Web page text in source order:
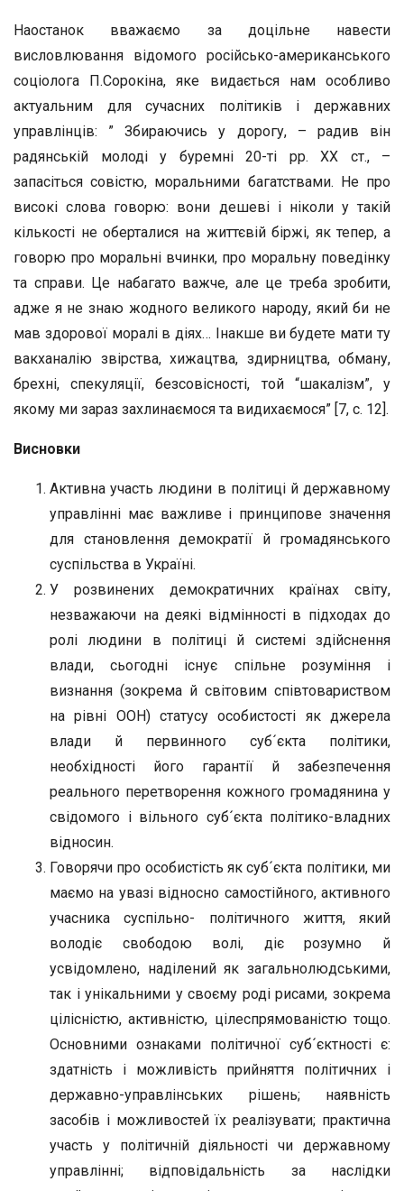
Наостанок вважаємо за доцільне навести
висловлювання відомого російсько-американського
соціолога П.Сорокіна, яке видається нам особливо
актуальним для сучасних політиків і державних
управлінців: ” Збираючись у дорогу, – радив він
радянській молоді у буремні 20-ті рр. ХХ ст., –
запасіться совістю, моральними багатствами. Не про
високі слова говорю: вони дешеві і ніколи у такій
кількості не оберталися на життєвій біржі, як тепер, а
говорю про моральні вчинки, про моральну поведінку
та справи. Це набагато важче, але це треба зробити,
адже я не знаю жодного великого народу, який би не
мав здорової моралі в діях… Інакше ви будете мати ту
вакханалію звірства, хижацтва, здирництва, обману,
брехні, спекуляції, безсовісності, той “шакалізм”, у
якому ми зараз захлинаємося та видихаємося” [7, с. 12].
Висновки
Активна участь людини в політиці й державному
управлінні має важливе і принципове значення
для становлення демократії й громадянського
суспільства в Україні.
У розвинених демократичних країнах світу,
незважаючи на деякі відмінності в підходах до
ролі людини в політиці й системі здійснення
влади, сьогодні існує спільне розуміння і
визнання (зокрема й світовим співтовариством
на рівні ООН) статусу особистості як джерела
влади й первинного суб´єкта політики,
необхідності його гарантії й забезпечення
реального перетворення кожного громадянина у
свідомого і вільного суб´єкта політико-владних
відносин.
Говорячи про особистість як суб´єкта політики, ми
маємо на увазі відносно самостійного, активного
учасника суспільно- політичного життя, який
володіє свободою волі, діє розумно й
усвідомлено, наділений як загальнолюдськими,
так і унікальними у своєму роді рисами, зокрема
цілісністю, активністю, цілеспрямованістю тощо.
Основними ознаками політичної суб´єктності є:
здатність і можливість прийняття політичних і
державно-управлінських рішень; наявність
засобів і можливостей їх реалізувати; практична
участь у політичній діяльності чи державному
управлінні; відповідальність за наслідки